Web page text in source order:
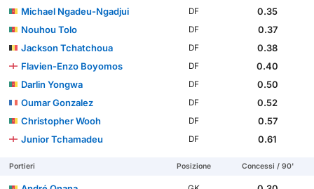
Michael Ngadeu-Ngadjui
DF
0.35
Nouhou Tolo
DF
0.37
Jackson Tchatchoua
DF
0.38
Flavien-Enzo Boyomos
DF
0.40
Darlin Yongwa
DF
0.50
Oumar Gonzalez
DF
0.52
Christopher Wooh
DF
0.57
Junior Tchamadeu
DF 0.61
Portieri Posizione Concessi / 90'